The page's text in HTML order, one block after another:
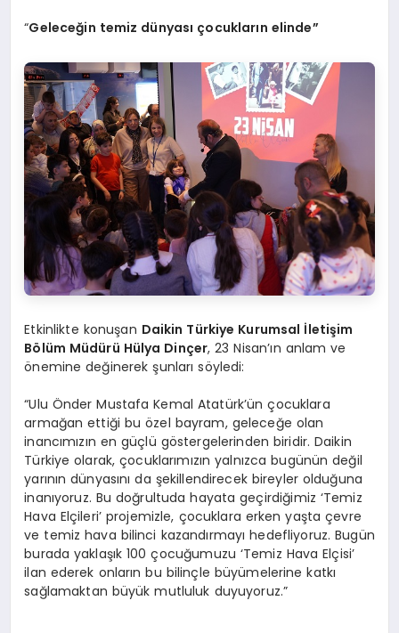
“Geleceğin temiz dünyası çocukların elinde”
Etkinlikte konuşan Daikin Türkiye Kurumsal İletişim
Bölüm Müdürü Hülya Dinçer, 23 Nisan’ın anlam ve
önemine değinerek şunları söyledi:
“Ulu Önder Mustafa Kemal Atatürk’ün çocuklara
armağan ettiği bu özel bayram, geleceğe olan
inancımızın en güçlü göstergelerinden biridir. Daikin
Türkiye olarak, çocuklarımızın yalnızca bugünün değil
yarının dünyasını da şekillendirecek bireyler olduğuna
inanıyoruz. Bu doğrultuda hayata geçirdiğimiz ‘Temiz
Hava Elçileri’ projemizle, çocuklara erken yaşta çevre
ve temiz hava bilinci kazandırmayı hedefliyoruz. Bugün
burada yaklaşık 100 çocuğumuzu ‘Temiz Hava Elçisi’
ilan ederek onların bu bilinçle büyümelerine katkı
sağlamaktan büyük mutluluk duyuyoruz.”